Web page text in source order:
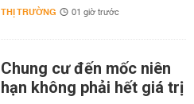
THỊ TRƯỜNG 01 giờ trước
Chung cư đến mốc niên
hạn không phải hết giá trị